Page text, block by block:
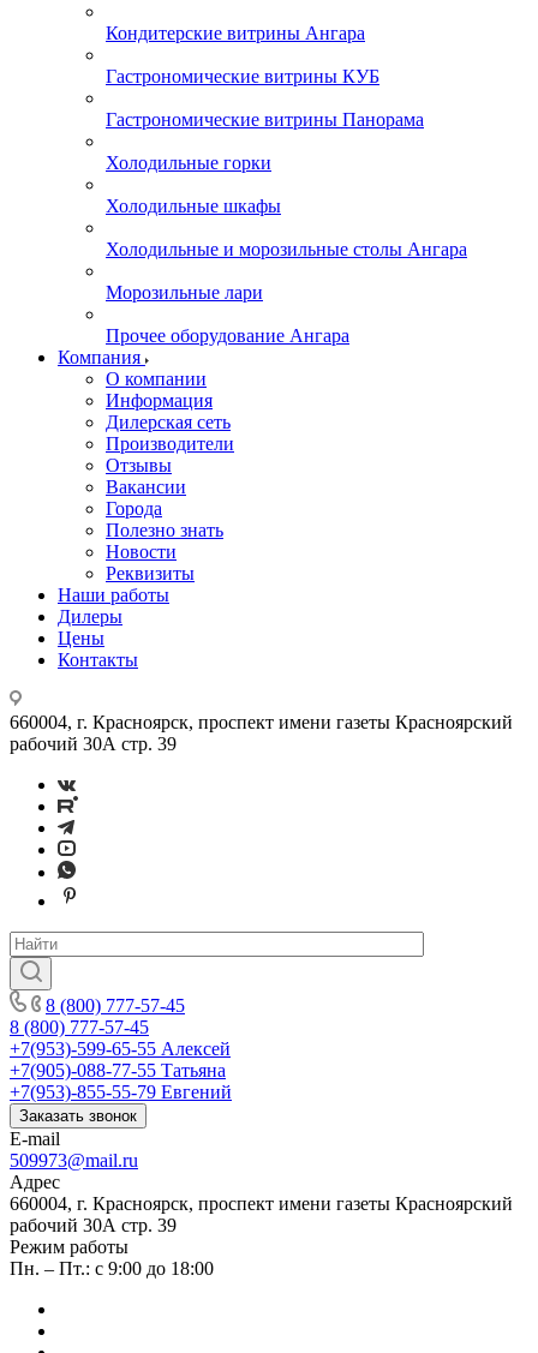
Кондитерские витрины Ангара
Гастрономические витрины КУБ
Гастрономические витрины Панорама
Холодильные горки
Холодильные шкафы
Холодильные и морозильные столы Ангара
Морозильные лари
Прочее оборудование Ангара
Компания
О компании
Информация
Дилерская сеть
Производители
Отзывы
Вакансии
Города
Полезно знать
Новости
Реквизиты
Наши работы
Дилеры
Цены
Контакты
660004, г. Красноярск, проспект имени газеты Красноярский
рабочий 30А стр. 39
8 (800) 777-57-45
8 (800) 777-57-45
+7(953)-599-65-55 Алексей
+7(905)-088-77-55 Татьяна
+7(953)-855-55-79 Евгений
Заказать звонок
E-mail
509973@mail.ru
Адрес
660004, г. Красноярск, проспект имени газеты Красноярский
рабочий 30А стр. 39
Режим работы
Пн. – Пт.: с 9:00 до 18:00